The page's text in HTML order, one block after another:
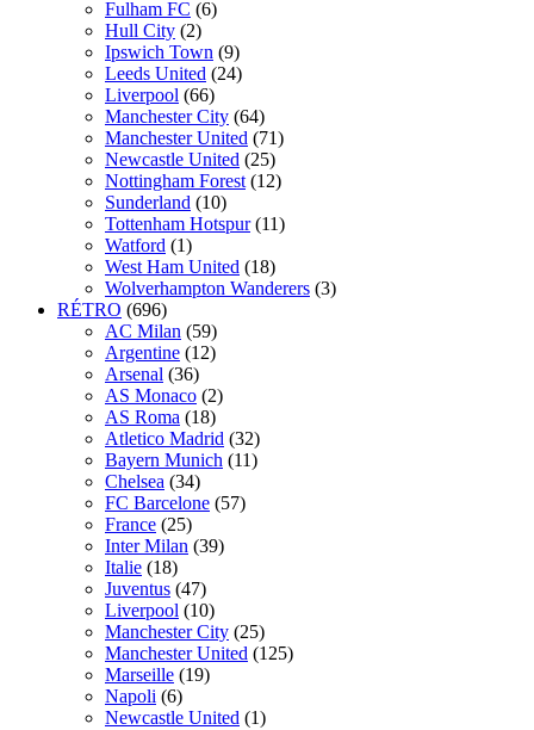
Fulham FC (6)
Hull City (2)
Ipswich Town (9)
Leeds United (24)
Liverpool (66)
Manchester City (64)
Manchester United (71)
Newcastle United (25)
Nottingham Forest (12)
Sunderland (10)
Tottenham Hotspur (11)
Watford (1)
West Ham United (18)
Wolverhampton Wanderers (3)
RÉTRO (696)
AC Milan (59)
Argentine (12)
Arsenal (36)
AS Monaco (2)
AS Roma (18)
Atletico Madrid (32)
Bayern Munich (11)
Chelsea (34)
FC Barcelone (57)
France (25)
Inter Milan (39)
Italie (18)
Juventus (47)
Liverpool (10)
Manchester City (25)
Manchester United (125)
Marseille (19)
Napoli (6)
Newcastle United (1)